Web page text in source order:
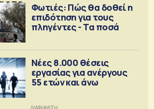
Φωτιές: Πώς θα δοθεί η
επιδότηση για τους
πληγέντες - Τα ποσά
Νέες 8.000 θέσεις
εργασίας για ανέργους
55 ετών και άνω